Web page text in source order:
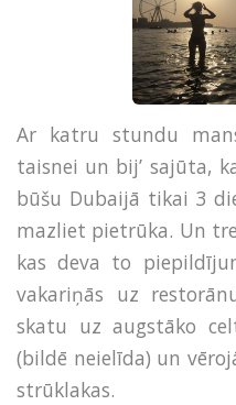
Ar katru stundu
taisnei un bij’ sajūta,
būšu Dubaijā tikai 3
mazliet pietrūka. Un
kas deva to
vakariņās uz
skatu uz augstāko
(bildē neielīda) un
strūklakas.